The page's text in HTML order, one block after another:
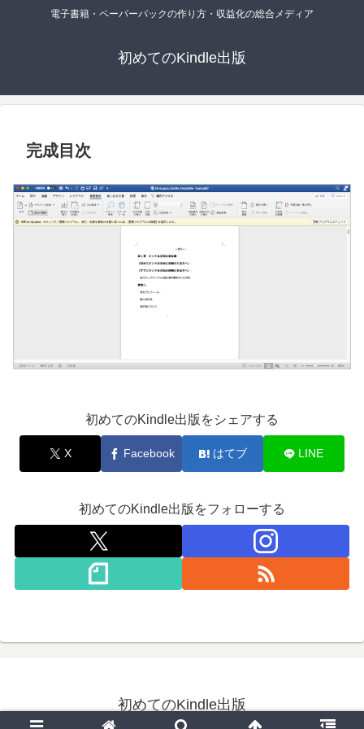
電子書籍・ペーパーバックの作り方・収益化の総合メディア
初めてのKindle出版
完成目次
初めてのKindle出版をシェアする
X Facebook はてブ LINE
初めてのKindle出版をフォローする
初めてのKindle出版